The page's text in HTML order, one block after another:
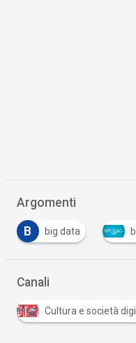
Argomenti
B big data
Canali
Cultura e società